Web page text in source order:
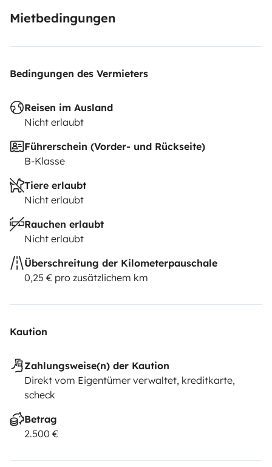
die besten Stellplätze in der Region!
Mietbedingungen
Bedingungen des Vermieters
Reisen im Ausland
Nicht erlaubt
Führerschein (Vorder- und Rückseite)
B-Klasse
Tiere erlaubt
Nicht erlaubt
Rauchen erlaubt
Nicht erlaubt
Überschreitung der Kilometerpauschale
0,25 € pro zusätzlichem km
Kaution
Zahlungsweise(n) der Kaution
Direkt vom Eigentümer verwaltet, kreditkarte,
scheck
Betrag
2.500 €